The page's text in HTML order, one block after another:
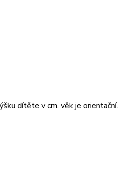
dítěte v cm, věk je orientační.